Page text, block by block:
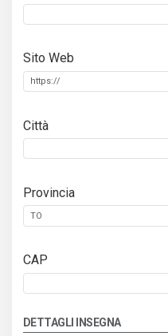
Sito Web
Città
Provincia
CAP
DETTAGLI INSEGNA